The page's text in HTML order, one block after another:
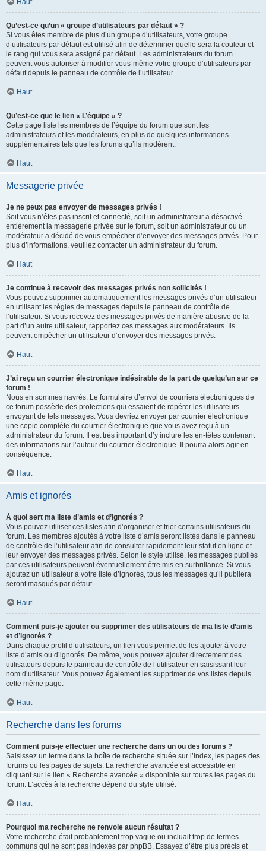
Haut
Qu’est-ce qu’un « groupe d’utilisateurs par défaut » ?
Si vous êtes membre de plus d’un groupe d’utilisateurs, votre groupe
d’utilisateurs par défaut est utilisé afin de déterminer quelle sera la couleur et
le rang qui vous sera assigné par défaut. Les administrateurs du forum
peuvent vous autoriser à modifier vous-même votre groupe d’utilisateurs par
défaut depuis le panneau de contrôle de l’utilisateur.
Haut
Qu’est-ce que le lien « L’équipe » ?
Cette page liste les membres de l’équipe du forum que sont les
administrateurs et les modérateurs, en plus de quelques informations
supplémentaires tels que les forums qu’ils modèrent.
Haut
Messagerie privée
Je ne peux pas envoyer de messages privés !
Soit vous n’êtes pas inscrit et connecté, soit un administrateur a désactivé
entièrement la messagerie privée sur le forum, soit un administrateur ou un
modérateur a décidé de vous empêcher d’envoyer des messages privés. Pour
plus d’informations, veuillez contacter un administrateur du forum.
Haut
Je continue à recevoir des messages privés non sollicités !
Vous pouvez supprimer automatiquement les messages privés d’un utilisateur
en utilisant les règles de messages depuis le panneau de contrôle de
l’utilisateur. Si vous recevez des messages privés de manière abusive de la
part d’un autre utilisateur, rapportez ces messages aux modérateurs. Ils
peuvent empêcher un utilisateur d’envoyer des messages privés.
Haut
J’ai reçu un courrier électronique indésirable de la part de quelqu’un sur ce
forum !
Nous en sommes navrés. Le formulaire d’envoi de courriers électroniques de
ce forum possède des protections qui essaient de repérer les utilisateurs
envoyant de tels messages. Vous devriez envoyer par courrier électronique
une copie complète du courrier électronique que vous avez reçu à un
administrateur du forum. Il est très important d’y inclure les en-têtes contenant
des informations sur l’auteur du courrier électronique. Il pourra alors agir en
conséquence.
Haut
Amis et ignorés
À quoi sert ma liste d’amis et d’ignorés ?
Vous pouvez utiliser ces listes afin d’organiser et trier certains utilisateurs du
forum. Les membres ajoutés à votre liste d’amis seront listés dans le panneau
de contrôle de l’utilisateur afin de consulter rapidement leur statut en ligne et
leur envoyer des messages privés. Selon le style utilisé, les messages publiés
par ces utilisateurs peuvent éventuellement être mis en surbrillance. Si vous
ajoutez un utilisateur à votre liste d’ignorés, tous les messages qu’il publiera
seront masqués par défaut.
Haut
Comment puis-je ajouter ou supprimer des utilisateurs de ma liste d’amis
et d’ignorés ?
Dans chaque profil d’utilisateurs, un lien vous permet de les ajouter à votre
liste d’amis ou d’ignorés. De même, vous pouvez ajouter directement des
utilisateurs depuis le panneau de contrôle de l’utilisateur en saisissant leur
nom d’utilisateur. Vous pouvez également les supprimer de vos listes depuis
cette même page.
Haut
Recherche dans les forums
Comment puis-je effectuer une recherche dans un ou des forums ?
Saisissez un terme dans la boîte de recherche située sur l’index, les pages des
forums ou les pages de sujets. La recherche avancée est accessible en
cliquant sur le lien « Recherche avancée » disponible sur toutes les pages du
forum. L’accès à la recherche dépend du style utilisé.
Haut
Pourquoi ma recherche ne renvoie aucun résultat ?
Votre recherche était probablement trop vague ou incluait trop de termes
communs qui ne sont pas indexés par phpBB. Essayez d’être plus précis et